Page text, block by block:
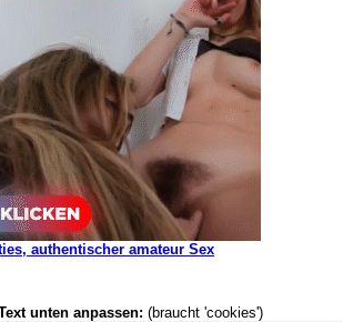
authentischer amateur Sex
unten anpassen: (braucht 'cookies')